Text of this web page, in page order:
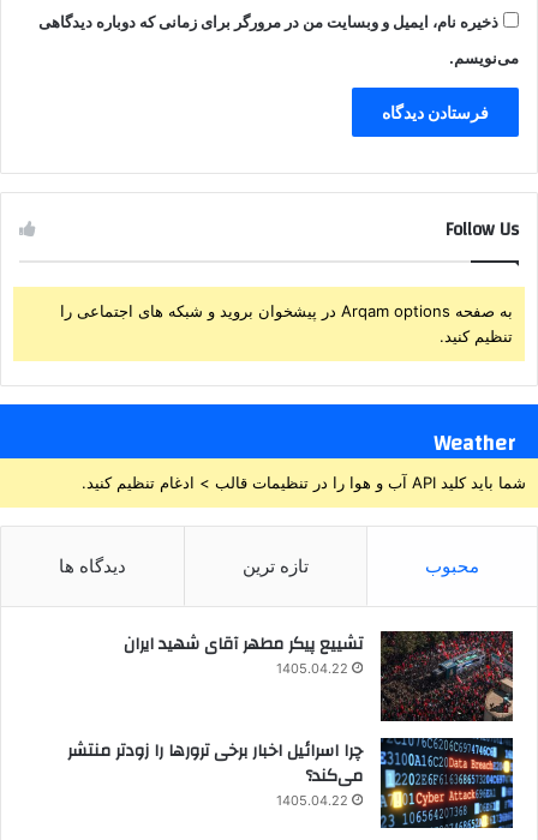
ذخیره نام، ایمیل و وبسایت من در مرورگر برای زمانی که دوباره دیدگاهی
می‌نویسم.
Follow Us
به صفحه Arqam options در پیشخوان بروید و شبکه های اجتماعی را
تنظیم کنید.
Weather
شما باید کلید API آب و هوا را در تنظیمات قالب > ادغام تنظیم کنید.
محبوب تازه ترین دیدگاه ها
تشییع پیکر مطهر آقای شهید ایران
1405.04.22
چرا اسرائیل اخبار برخی ترورها را زودتر منتشر
می‌کند؟
1405.04.22